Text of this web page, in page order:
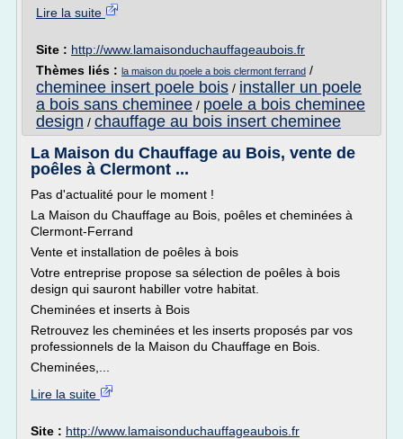
Lire la suite
Site : http://www.lamaisonduchauffageaubois.fr
Thèmes liés : la maison du poele a bois clermont ferrand /
cheminee insert poele bois / installer un poele
a bois sans cheminee / poele a bois cheminee
design / chauffage au bois insert cheminee
La Maison du Chauffage au Bois, vente de
poêles à Clermont ...
Pas d'actualité pour le moment !
La Maison du Chauffage au Bois, poêles et cheminées à
Clermont-Ferrand
Vente et installation de poêles à bois
Votre entreprise propose sa sélection de poêles à bois
design qui sauront habiller votre habitat.
Cheminées et inserts à Bois
Retrouvez les cheminées et les inserts proposés par vos
professionnels de la Maison du Chauffage en Bois.
Cheminées,...
Lire la suite
Site : http://www.lamaisonduchauffageaubois.fr